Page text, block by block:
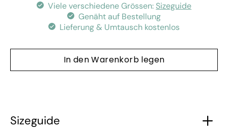
Viele verschiedene Grössen: Sizeguide
Genäht auf Bestellung
Lieferung & Umtausch kostenlos
In den Warenkorb legen
Sizeguide